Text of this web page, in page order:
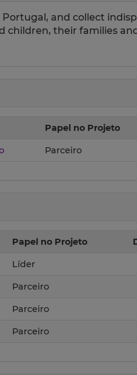
and collect
their families
Papel no Projeto
Parceiro
Papel no Projeto
Líder
Parceiro
Parceiro
Parceiro